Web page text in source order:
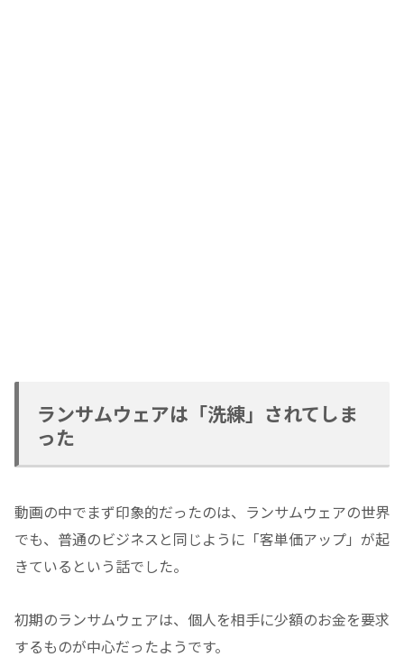
ランサムウェアは「洗練」されてしま
った
動画の中でまず印象的だったのは、ランサムウェアの世界
でも、普通のビジネスと同じように「客単価アップ」が起
きているという話でした。
初期のランサムウェアは、個人を相手に少額のお金を要求
するものが中心だったようです。